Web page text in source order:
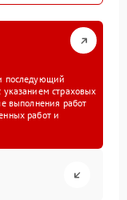
последующий
указанием страховых
выполнения работ
работ и